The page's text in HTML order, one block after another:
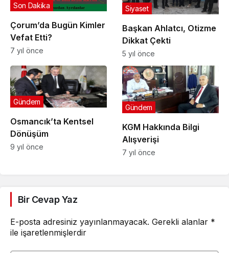
Çorum’da Bugün Kimler
Vefat Etti?
Son Dakika
7 yıl önce
Başkan Ahlatcı, Otizme
Dikkat Çekti
Siyaset
5 yıl önce
Osmancık’ta Kentsel
Dönüşüm
Gündem
9 yıl önce
KGM Hakkında Bilgi
Alışverişi
Gündem
7 yıl önce
Bir Cevap Yaz
E-posta adresiniz yayınlanmayacak. Gerekli alanlar *
ile işaretlenmişlerdir